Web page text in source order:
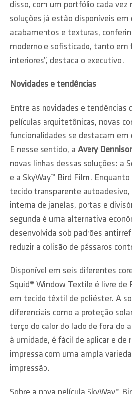
disso, com um portfólio cada vez
soluções já estão disponíveis em
acabamentos e texturas,
moderno e sofisticado, tanto em
interiores”, destaca o executivo.
Novidades e tendências
Entre as novidades e tendências
películas arquitetônicas, novas
funcionalidades se destacam
E nesse sentido, a Avery
novas linhas dessas soluções: a
e a SkyWay™ Bird Film.
tecido transparente autoadesivo,
interna de janelas, portas e
segunda é uma alternativa
desenvolvida sob padrões
reduzir a colisão de pássaros
Disponível em seis diferentes
Squid® Window Textile é livre de
em tecido têxtil de poliéster. A
diferenciais como a proteção
terço do calor do lado de fora do
à umidade, é fácil de aplicar e de
impressa com uma ampla
impressão.